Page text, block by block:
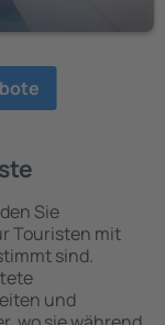
Sie
Touristen mit
sind.
und